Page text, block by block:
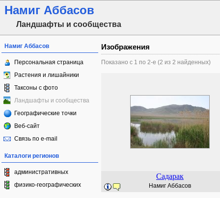
Намиг Аббасов
Ландшафты и сообщества
Намиг Аббасов
Персональная страница
Растения и лишайники
Таксоны с фото
Ландшафты и сообщества
Географические точки
Веб-сайт
Связь по e-mail
Каталоги регионов
административных
физико-географических
Изображения
Показано с 1 по 2-е (2 из 2 найденных)
Садарак
Намиг Аббасов